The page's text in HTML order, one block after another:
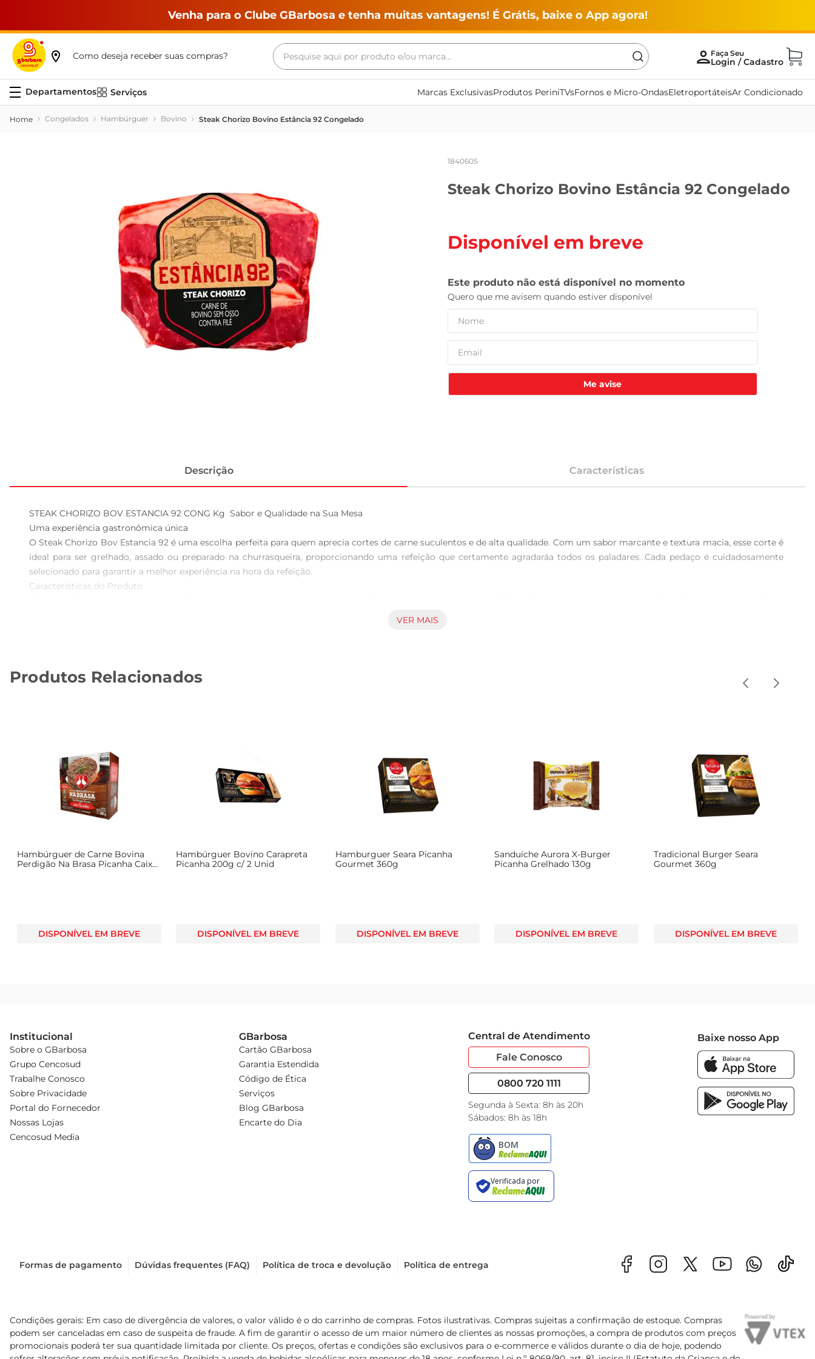
Venha para o Clube GBarbosa e tenha muitas vantagens! É Grátis, baixe o App agora!
Como deseja receber suas compras?
Pesquise aqui por produto e/ou marca...
Serviços Marcas ExclusivasProdutos PeriniTVsFornos e Micro-OndasEletroportáteisAr Condicionado
Congelados Hambúrguer Bovino Steak Chorizo Bovino Estância 92 Congelado
1840605
Steak Chorizo Bovino Estância 92 Congelado
Disponível em breve
Me avise
Descrição Características
STEAK CHORIZO BOV ESTANCIA 92 CONG Kg  Sabor e Qualidade na Sua Mesa
Uma experiência gastronômica única
O Steak Chorizo Bov Estancia 92 é uma escolha perfeita para quem aprecia cortes de carne suculentos e de alta qualidade. Com um sabor marcante e textura macia, esse corte é
ideal para ser grelhado, assado ou preparado na churrasqueira, proporcionando uma refeição que certamente agradaráa todos os paladares. Cada pedaço é cuidadosamente
selecionado para garantir a melhor experiência na hora da refeição.
Características do Produto
perfeito entre carne e gordura, o que resulta em um prato suculento e cheio de sabor. Ao ser cozido, o corte libera seus sucos naturais, tornandose ainda mais irresistível.
um bom vinho tinto e guarnições como legumes grelhados ou uma salada fresca.
Este produto é ideal para quem busca praticidade e qualidade na hora de preparar uma refeição especial. Com o Steak Chorizo Bov Estancia 92, você transforma qualquer ocasião
em um momento memorável.
VER MAIS
Produtos Relacionados
Hambúrguer de Carne Bovina
Perdigão Na Brasa Picanha Caixa
DISPONÍVEL EM BREVE
Hambúrguer Bovino Carapreta
Picanha 200g c/ 2 Unid
DISPONÍVEL EM BREVE
Hamburguer Seara Picanha
Gourmet 360g
DISPONÍVEL EM BREVE
Sanduíche Aurora X-Burger
Picanha Grelhado 130g
DISPONÍVEL EM BREVE
Tradicional Burger Seara
Gourmet 360g
DISPONÍVEL EM BREVE
Institucional
Sobre o GBarbosa
Grupo Cencosud
Trabalhe Conosco
Sobre Privacidade
Portal do Fornecedor
Nossas Lojas
Cencosud Media
GBarbosa
Cartão GBarbosa
Garantia Estendida
Código de Ética
Serviços
Blog GBarbosa
Encarte do Dia
Central de Atendimento
Fale Conosco
0800 720 1111
Segunda à Sexta: 8h às 20h
Sábados: 8h às 18h
Baixe nosso App
Formas de pagamento Dúvidas frequentes (FAQ) Política de troca e devolução Política de entrega
Condições gerais: Em caso de divergência de valores, o valor válido é o do carrinho de compras. Fotos ilustrativas. Compras sujeitas a confirmação de estoque. Compras
podem ser canceladas em caso de suspeita de fraude. A fim de garantir o acesso de um maior número de clientes as nossas promoções, a compra de produtos com preços
promocionais poderá ter sua quantidade limitada por cliente. Os preços, ofertas e condições são exclusivos para o e-commerce e válidos durante o dia de hoje, podendo
Termos mais buscados
maquina lavar
frango
leite
vinho
leite pó
tv